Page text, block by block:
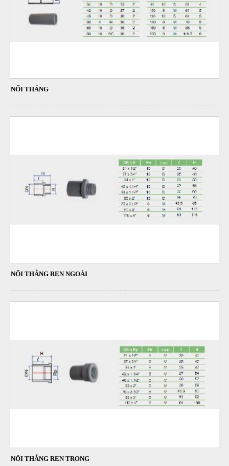
NỐI THẲNG
NỐI THẲNG REN NGOÀI
NỐI THẲNG REN TRONG